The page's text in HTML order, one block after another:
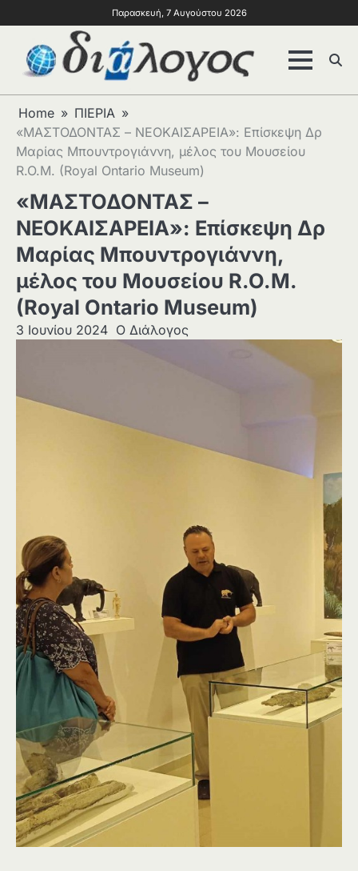
Παρασκευή, 7 Αυγούστου 2026
Home
ΠΙΕΡΙΑ
«ΜΑΣΤΟΔΟΝΤΑΣ – ΝΕΟΚΑΙΣΑΡΕΙΑ»: Επίσκεψη Δρ
Μαρίας Μπουντρογιάννη, μέλος του Μουσείου
R.O.M. (Royal Ontario Museum)
«ΜΑΣΤΟΔΟΝΤΑΣ –
ΝΕΟΚΑΙΣΑΡΕΙΑ»: Επίσκεψη Δρ
Μαρίας Μπουντρογιάννη,
μέλος του Μουσείου R.O.M.
(Royal Ontario Museum)
3 Ιουνίου 2024 Ο Διάλογος